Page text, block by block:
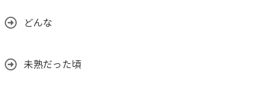
どんな
未熟だった頃